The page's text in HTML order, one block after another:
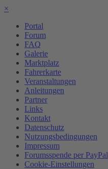
×
Portal
Forum
FAQ
Galerie
Marktplatz
Fahrerkarte
Veranstaltungen
Anleitungen
Partner
Links
Kontakt
Datenschutz
Nutzungsbedingungen
Impressum
Forumsspende per PayPal
Cookie-Einstellungen